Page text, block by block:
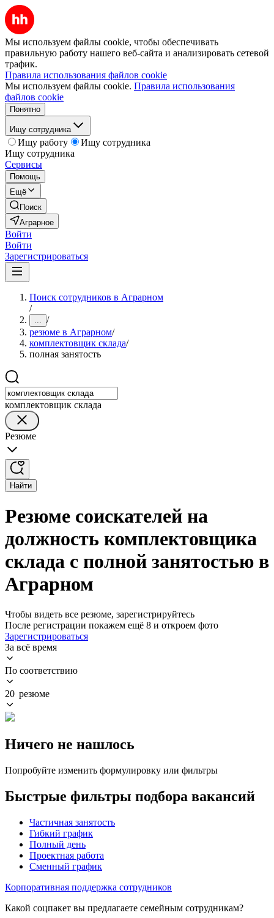
Мы используем файлы cookie, чтобы обеспечивать
правильную работу нашего веб-сайта и анализировать сетевой
трафик.
Правила использования файлов cookie
Мы используем файлы cookie. Правила использования
файлов cookie
Понятно
Ищу сотрудника
Ищу работу
Ищу сотрудника
Ищу сотрудника
Сервисы
Помощь
Ещё
Поиск
Аграрное
Войти
Войти
Зарегистрироваться
Поиск сотрудников в Аграрном
/
... /
резюме в Аграрном/
комплектовщик склада/
полная занятость
комплектовщик склада
Резюме
Найти
Резюме соискателей на
должность комплектовщика
склада с полной занятостью в
Аграрном
Чтобы видеть все резюме, зарегистрируйтесь
После регистрации покажем ещё 8 и откроем фото
Зарегистрироваться
За всё время
По соответствию
20 резюме
Ничего не нашлось
Попробуйте изменить формулировку или фильтры
Быстрые фильтры подбора вакансий
Частичная занятость
Гибкий график
Полный день
Проектная работа
Сменный график
Корпоративная поддержка сотрудников
Какой соцпакет вы предлагаете семейным сотрудникам?